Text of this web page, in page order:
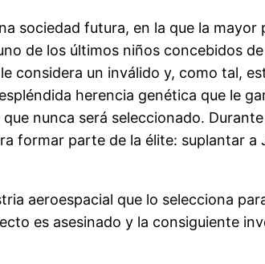
sociedad futura, en la que la
de los últimos niños concebidos
considera un inválido y, como tal,
herencia genética que le
nunca será seleccionado.
formar parte de la élite: suplantar
aeroespacial que lo selecciona
es asesinado y la consiguiente